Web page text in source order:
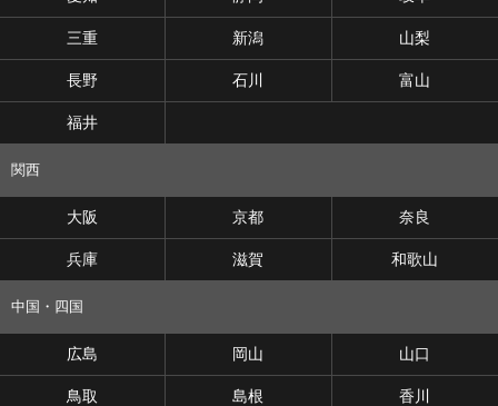
三重 新潟 山梨
長野 石川 富山
福井
関西
大阪 京都 奈良
兵庫 滋賀 和歌山
中国・四国
広島 岡山 山口
鳥取 島根 香川